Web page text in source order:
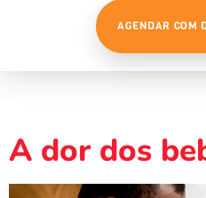
AGENDAR COM
A dor dos